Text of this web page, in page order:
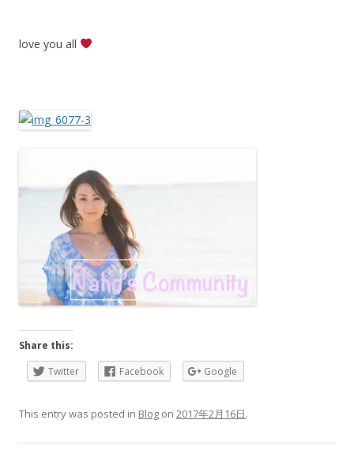
love you all
Share this:
Twitter
Facebook Google
This entry was posted in Blog on 2017年2月16日.